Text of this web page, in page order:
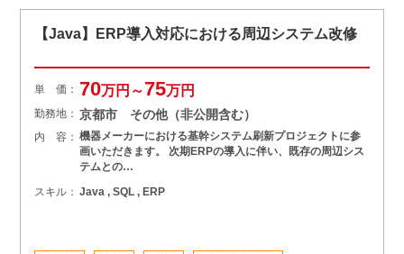
【Java】ERP導入対応における周辺システム改修
単 価： 70万円～75万円
勤務地： 京都市 その他（非公開含む）
内 容： 機器メーカーにおける基幹システム刷新プロジェクトに参
画いただきます。 次期ERPの導入に伴い、既存の周辺シス
テムとの…
スキル： Java , SQL , ERP